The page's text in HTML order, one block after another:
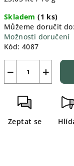
Skladem(1 ks)
Můžeme doručit do:
Možnosti doručení
Kód: 4087
+
−
Zeptat se